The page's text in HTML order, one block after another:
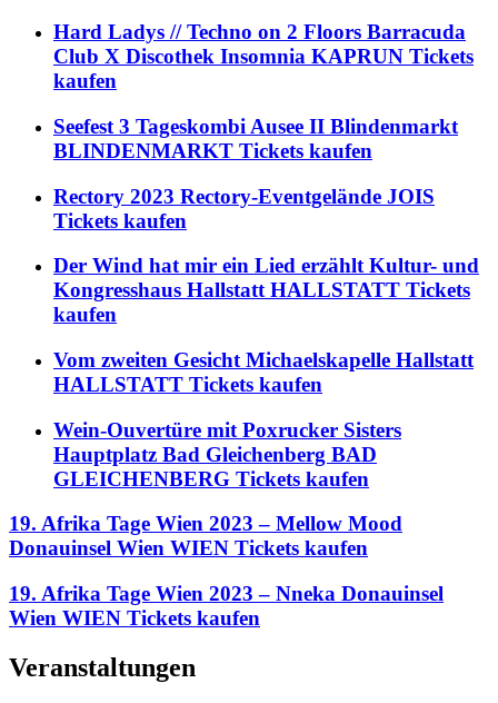
Hard Ladys // Techno on 2 Floors Barracuda
Club X Discothek Insomnia KAPRUN Tickets
kaufen
Seefest 3 Tageskombi Ausee II Blindenmarkt
BLINDENMARKT Tickets kaufen
Rectory 2023 Rectory-Eventgelände JOIS
Tickets kaufen
Der Wind hat mir ein Lied erzählt Kultur- und
Kongresshaus Hallstatt HALLSTATT Tickets
kaufen
Vom zweiten Gesicht Michaelskapelle Hallstatt
HALLSTATT Tickets kaufen
Wein-Ouvertüre mit Poxrucker Sisters
Hauptplatz Bad Gleichenberg BAD
GLEICHENBERG Tickets kaufen
19. Afrika Tage Wien 2023 – Mellow Mood
Donauinsel Wien WIEN Tickets kaufen
19. Afrika Tage Wien 2023 – Nneka Donauinsel
Wien WIEN Tickets kaufen
Veranstaltungen